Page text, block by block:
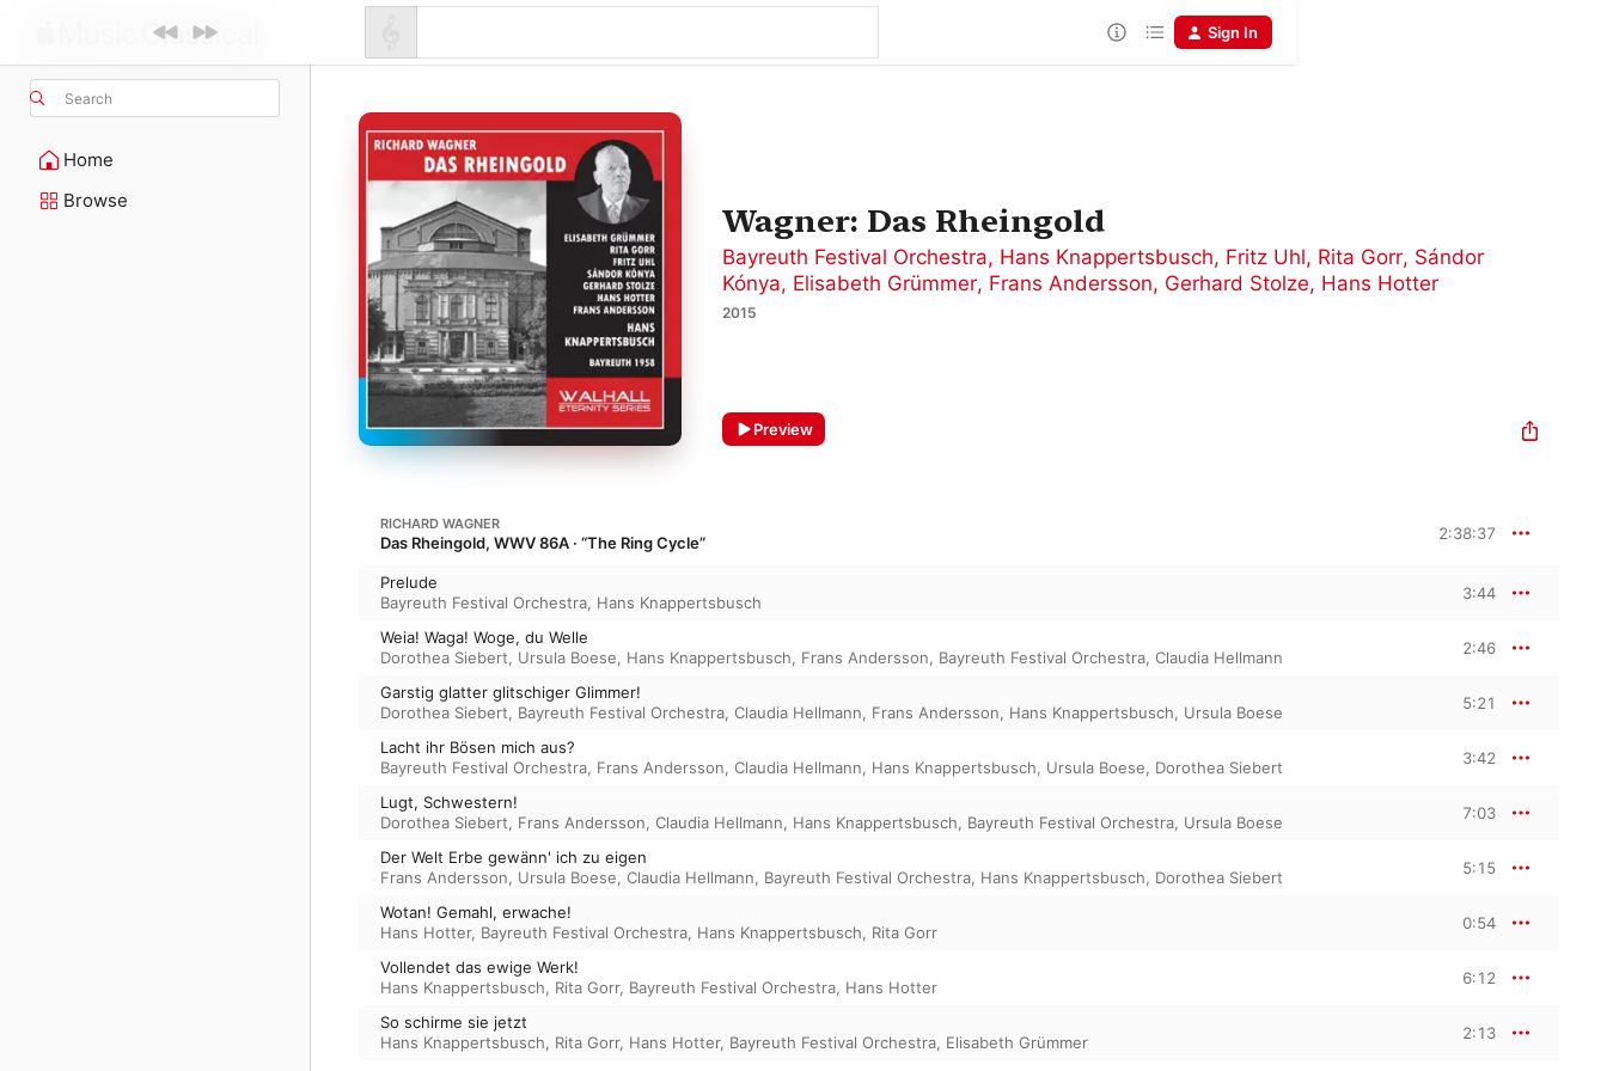
Search
Home
Browse
Sign In
Wagner: Das Rheingold
Bayreuth Festival Orchestra, Hans Knappertsbusch, Fritz Uhl, Rita Gorr, Sándor
Kónya, Elisabeth Grümmer, Frans Andersson, Gerhard Stolze, Hans Hotter
2015
Preview
RICHARD WAGNER
Das Rheingold, WWV 86A · “The Ring Cycle” 2:38:37
Prelude
Bayreuth Festival Orchestra, Hans Knappertsbusch
3:44
Weia! Waga! Woge, du Welle
Dorothea Siebert, Ursula Boese, Hans Knappertsbusch, Frans Andersson, Bayreuth Festival Orchestra, Claudia Hellmann
2:46
Garstig glatter glitschiger Glimmer!
Dorothea Siebert, Bayreuth Festival Orchestra, Claudia Hellmann, Frans Andersson, Hans Knappertsbusch, Ursula Boese
5:21
Lacht ihr Bösen mich aus?
Bayreuth Festival Orchestra, Frans Andersson, Claudia Hellmann, Hans Knappertsbusch, Ursula Boese, Dorothea Siebert
3:42
Lugt, Schwestern!
Dorothea Siebert, Frans Andersson, Claudia Hellmann, Hans Knappertsbusch, Bayreuth Festival Orchestra, Ursula Boese
7:03
Der Welt Erbe gewänn' ich zu eigen
Frans Andersson, Ursula Boese, Claudia Hellmann, Bayreuth Festival Orchestra, Hans Knappertsbusch, Dorothea Siebert
5:15
Wotan! Gemahl, erwache!
Hans Hotter, Bayreuth Festival Orchestra, Hans Knappertsbusch, Rita Gorr
0:54
Vollendet das ewige Werk!
Hans Knappertsbusch, Rita Gorr, Bayreuth Festival Orchestra, Hans Hotter
6:12
So schirme sie jetzt
Hans Knappertsbusch, Rita Gorr, Hans Hotter, Bayreuth Festival Orchestra, Elisabeth Grümmer
2:13